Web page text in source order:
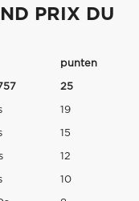
PRIX DU
punten
25
19
15
12
10